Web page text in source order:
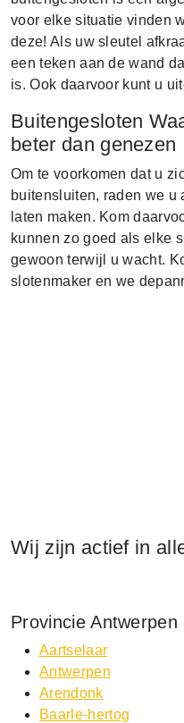
voor elke situatie vinden
deze! Als uw sleutel
een teken aan de wand
is. Ook daarvoor kunt u
Buitengesloten
beter dan genezen
Om te voorkomen dat u
buitensluiten, raden we u
laten maken. Kom
kunnen zo goed als elke
gewoon terwijl u wacht.
slotenmaker en we
Wij zijn actief in
Provincie Antwerpen
Aartselaar
Antwerpen
Arendonk
Baarle-hertog